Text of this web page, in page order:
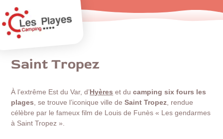
Saint Tropez
À l’extrême Est du Var, d’Hyères et ducamping six fours les
plages , se trouve l’iconique ville deSaint Tropez , rendue
célèbre par le fameux film de Louis de Funès « Les gendarmes
à Saint Tropez ».